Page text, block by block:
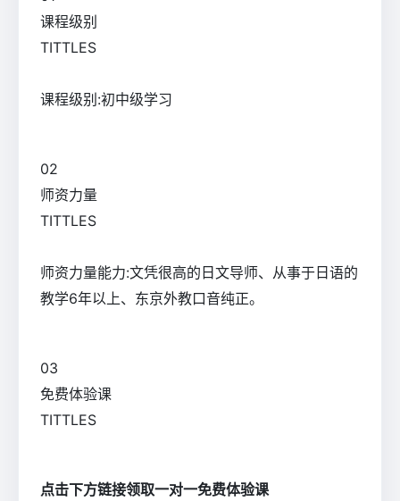
课程级别
TITTLES
课程级别:初中级学习
02
师资力量
TITTLES
师资力量能力:文凭很高的日文导师、从事于日语的
教学6年以上、东京外教口音纯正。
03
免费体验课
TITTLES
点击下方链接领取一对一免费体验课